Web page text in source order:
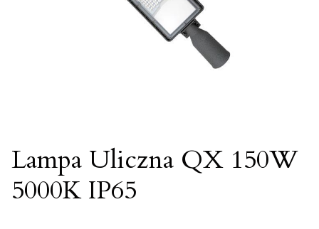
Lampa Uliczna QX 150W
5000K IP65